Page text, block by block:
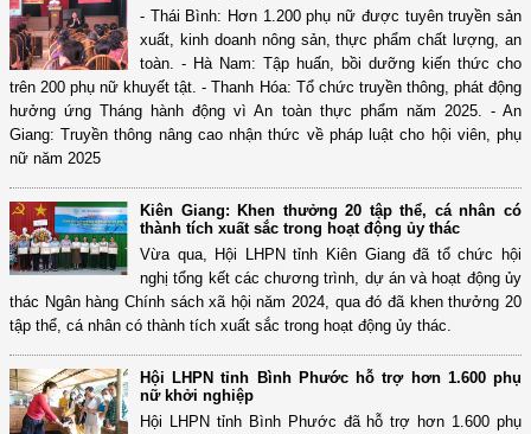
- Thái Bình: Hơn 1.200 phụ nữ được tuyên truyền sản
xuất, kinh doanh nông sản, thực phẩm chất lượng, an
toàn. - Hà Nam: Tập huấn, bồi dưỡng kiến thức cho
trên 200 phụ nữ khuyết tật. - Thanh Hóa: Tổ chức truyền thông, phát động
hưởng ứng Tháng hành động vì An toàn thực phẩm năm 2025. - An
Giang: Truyền thông nâng cao nhận thức về pháp luật cho hội viên, phụ
nữ năm 2025
Kiên Giang: Khen thưởng 20 tập thể, cá nhân có
thành tích xuất sắc trong hoạt động ủy thác
Vừa qua, Hội LHPN tỉnh Kiên Giang đã tổ chức hội
nghị tổng kết các chương trình, dự án và hoạt động ủy
thác Ngân hàng Chính sách xã hội năm 2024, qua đó đã khen thưởng 20
tập thể, cá nhân có thành tích xuất sắc trong hoạt động ủy thác.
Hội LHPN tỉnh Bình Phước hỗ trợ hơn 1.600 phụ
nữ khởi nghiệp
Hội LHPN tỉnh Bình Phước đã hỗ trợ hơn 1.600 phụ